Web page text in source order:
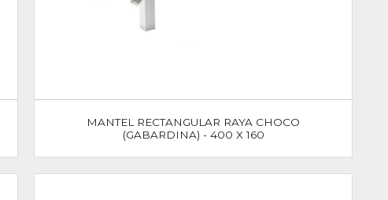
MANTEL RECTANGULAR RAYA CHOCO
(GABARDINA) - 400 X 160